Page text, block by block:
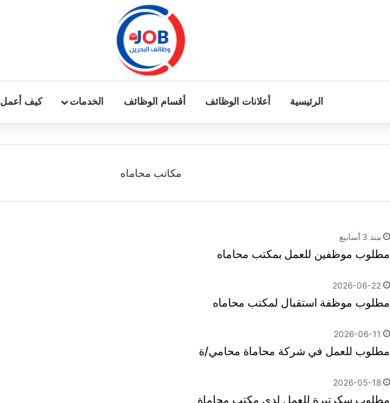
الرئيسية أعلانات الوظائف أقسام الوظائف الخدمات كيف أعمل
مكاتب محاماه
منذ 3 أسابيع
مطلوب موظفين للعمل بمكتب محاماه
2026-06-22
مطلوب موظفة استقبال لمكتب محاماه
2026-06-11
مطلوب للعمل في شركة محاماة محامي/ة
2026-05-18
مطلوب سكرتيرة للعمل لدى مكتب محاماة